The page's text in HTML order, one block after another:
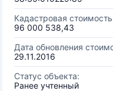
Кадастровая
96 000 538,43
Дата обновления
29.11.2016
Статус объекта:
Ранее учтенный